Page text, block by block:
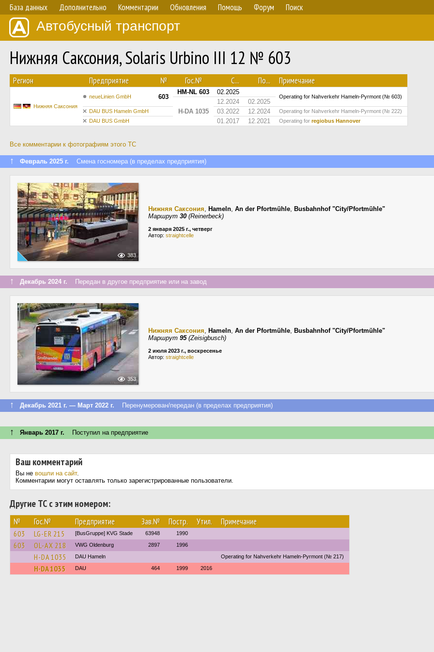
База данных Дополнительно Комментарии Обновления Помощь Форум Поиск
Автобусный транспорт
Нижняя Саксония, Solaris Urbino III 12 № 603
Регион Предприятие № Гос.№ С... По... Примечание
Нижняя Саксония
neueLinien GmbH 603
HM-NL 603 02.2025
Operating for Nahverkehr Hameln-Pyrmont (№ 603)
H-DA 1035
12.2024 02.2025
DAU BUS Hameln GmbH 03.2022 12.2024
Operating for Nahverkehr Hameln-Pyrmont (№ 222)
DAU BUS GmbH
01.2017 12.2021 Operating for regiobus Hannover
Все комментарии к фотографиям этого ТС
↑ Февраль 2025 г. Смена госномера (в пределах предприятия)
383
Нижняя Саксония, Hameln, An der Pfortmühle, Busbahnhof "City/Pfortmühle"
Маршрут 30 (Reinerbeck)
2 января 2025 г., четверг
Автор: straightcelle
↑ Декабрь 2024 г. Передан в другое предприятие или на завод
353
Нижняя Саксония, Hameln, An der Pfortmühle, Busbahnhof "City/Pfortmühle"
Маршрут 95(Zeisigbusch)
2 июля 2023 г., воскресенье
Автор: straightcelle
↑ Декабрь 2021 г. — Март 2022 г. Перенумерован/передан (в пределах предприятия)
↑ Январь 2017 г. Поступил на предприятие
Ваш комментарий
Вы не вошли на сайт.
Комментарии могут оставлять только зарегистрированные пользователи.
Другие ТС с этим номером:
№ Гос.№ Предприятие Зав.№ Постр. Утил. Примечание
603 LG-ER 215 [BusGruppe] KVG Stade 63948 1990
603 OL-AX 218 VWG Oldenburg 2897 1996
H-DA 1035 DAU Hameln Operating for Nahverkehr Hameln-Pyrmont (№ 217)
H-DA 1035 DAU 464 1999 2016